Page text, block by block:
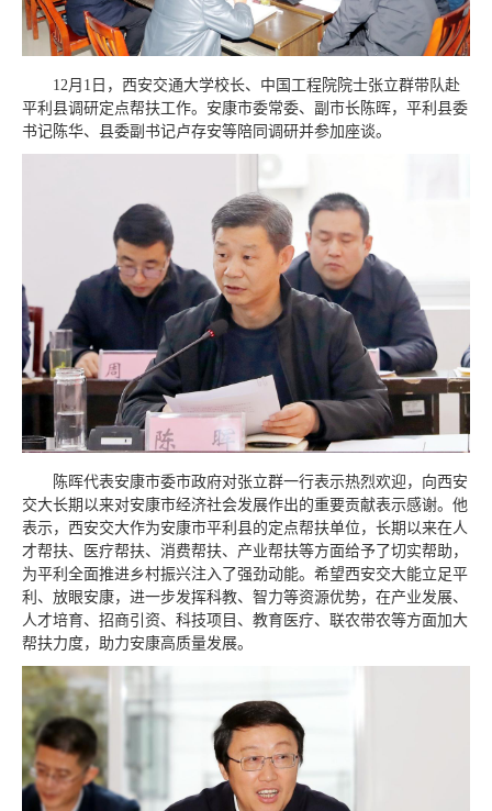
12月1日，西安交通大学校长、中国工程院院士张立群带队赴
平利县调研定点帮扶工作。安康市委常委、副市长陈晖，平利县委
书记陈华、县委副书记卢存安等陪同调研并参加座谈。
陈晖代表安康市委市政府对张立群一行表示热烈欢迎，向西安
交大长期以来对安康市经济社会发展作出的重要贡献表示感谢。他
表示，西安交大作为安康市平利县的定点帮扶单位，长期以来在人
才帮扶、医疗帮扶、消费帮扶、产业帮扶等方面给予了切实帮助，
为平利全面推进乡村振兴注入了强劲动能。希望西安交大能立足平
利、放眼安康，进一步发挥科教、智力等资源优势，在产业发展、
人才培育、招商引资、科技项目、教育医疗、联农带农等方面加大
帮扶力度，助力安康高质量发展。